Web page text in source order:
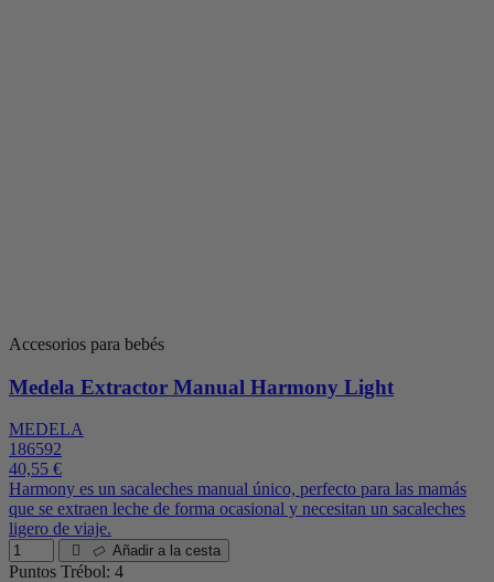
Accesorios para bebés
Medela Extractor Manual Harmony Light
MEDELA
186592
40,55 €
Harmony es un sacaleches manual único, perfecto para las mamás
que se extraen leche de forma ocasional y necesitan un sacaleches
ligero de viaje.
Añadir a la cesta
Puntos Trébol: 4